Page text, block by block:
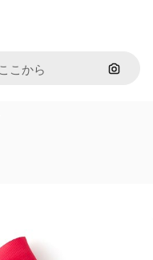
画像で